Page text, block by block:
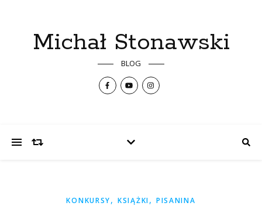
Michał Stonawski
BLOG
KONKURSY,KSIĄŻKI, PISANINA